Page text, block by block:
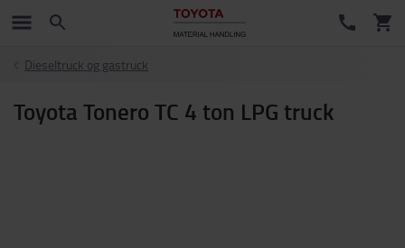
Dieseltruck og gastruck
Toyota Tonero TC 4 ton LPG truck